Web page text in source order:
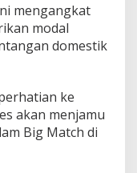
mengangkat
modal
domestik
ke
akan menjamu
Big Match di